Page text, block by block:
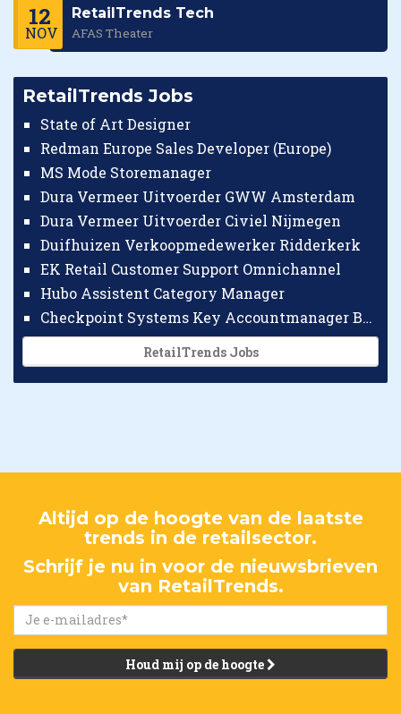
12
NOV
RetailTrends Tech
AFAS Theater
RetailTrends Jobs
State of Art Designer
Redman Europe Sales Developer (Europe)
MS Mode Storemanager
Dura Vermeer Uitvoerder GWW Amsterdam
Dura Vermeer Uitvoerder Civiel Nijmegen
Duifhuizen Verkoopmedewerker Ridderkerk
EK Retail Customer Support Omnichannel
Hubo Assistent Category Manager
Checkpoint Systems Key Accountmanager Benelux
RetailTrends Jobs
Altijd op de hoogte van de laatste
trends in de retailsector.
Schrijf je nu in voor de nieuwsbrieven
van RetailTrends.
Houd mij op de hoogte